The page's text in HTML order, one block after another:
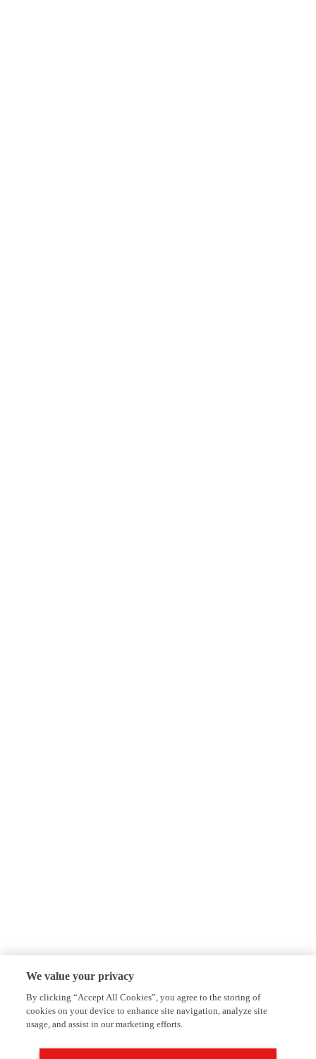
We value your privacy
By clicking “Accept All Cookies”, you agree to the storing of
cookies on your device to enhance site navigation, analyze site
usage, and assist in our marketing efforts.